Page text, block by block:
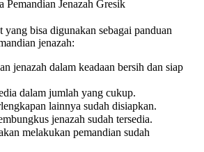
bisa digunakan sebagai panduan
jenazah:
jenazah dalam keadaan bersih dan siap
dalam jumlah yang cukup.
lainnya sudah disiapkan.
jenazah sudah tersedia.
melakukan pemandian sudah